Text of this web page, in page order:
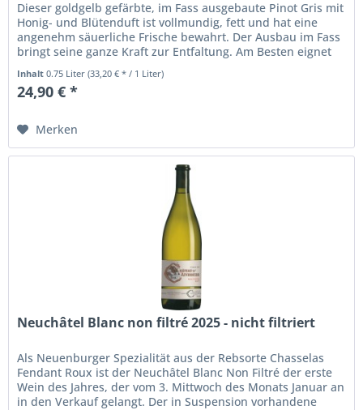
Dieser goldgelb gefärbte, im Fass ausgebaute Pinot Gris mit
Honig- und Blütenduft ist vollmundig, fett und hat eine
angenehm säuerliche Frische bewahrt. Der Ausbau im Fass
bringt seine ganze Kraft zur Entfaltung. Am Besten eignet
Inhalt0.75 Liter(33,20 € * / 1 Liter)
24,90 € *
Merken
Neuchâtel Blanc non filtré 2025 - nicht filtriert
Als Neuenburger Spezialität aus der Rebsorte Chasselas
Fendant Roux ist der Neuchâtel Blanc Non Filtré der erste
Wein des Jahres, der vom 3. Mittwoch des Monats Januar an
in den Verkauf gelangt. Der in Suspension vorhandene